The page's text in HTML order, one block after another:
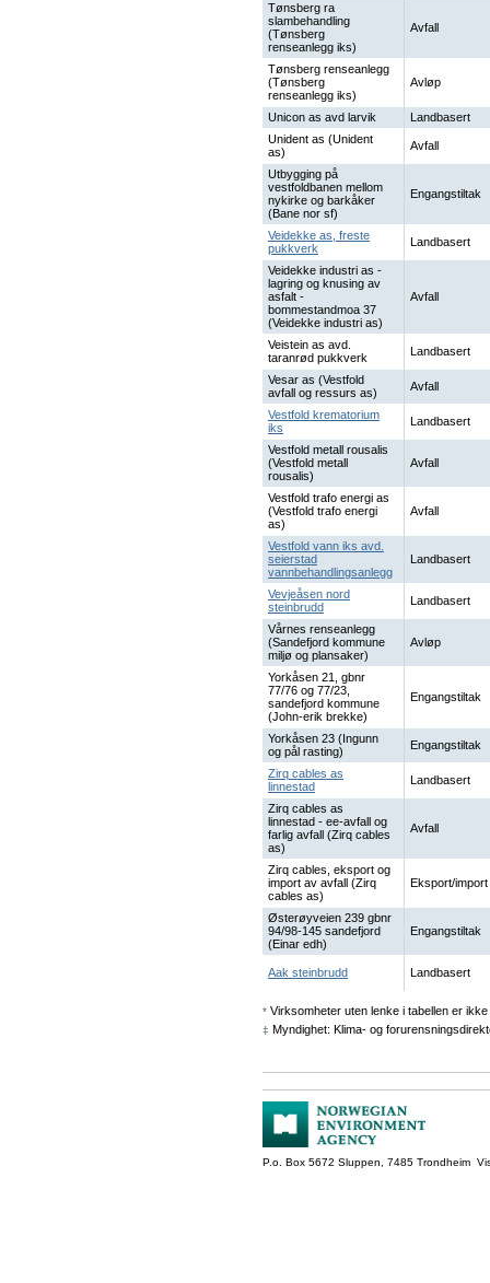
Tønsberg ra
slambehandling
(Tønsberg
renseanlegg iks)
Avfall
Tønsberg renseanlegg
(Tønsberg
renseanlegg iks)
Avløp
Unicon as avd larvik
Landbasert
Unident as (Unident
as)
Avfall
Utbygging på
vestfoldbanen mellom
nykirke og barkåker
(Bane nor sf)
Engangstiltak
Veidekke as, freste
pukkverk
Landbasert
Veidekke industri as -
lagring og knusing av
asfalt -
bommestandmoa 37
(Veidekke industri as)
Avfall
Veistein as avd.
taranrød pukkverk
Landbasert
Vesar as (Vestfold
avfall og ressurs as)
Avfall
Vestfold krematorium
iks
Landbasert
Vestfold metall rousalis
(Vestfold metall
rousalis)
Avfall
Vestfold trafo energi as
(Vestfold trafo energi
as)
Avfall
Vestfold vann iks avd.
seierstad
vannbehandlingsanlegg
Landbasert
Vevjeåsen nord
steinbrudd
Landbasert
Vårnes renseanlegg
(Sandefjord kommune
miljø og plansaker)
Avløp
Yorkåsen 21, gbnr
77/76 og 77/23,
sandefjord kommune
(John-erik brekke)
Engangstiltak
Yorkåsen 23 (Ingunn
og pål rasting)
Engangstiltak
Zirq cables as
linnestad
Landbasert
Zirq cables as
linnestad - ee-avfall og
farlig avfall (Zirq cables
as)
Avfall
Zirq cables, eksport og
import av avfall (Zirq
cables as)
Eksport/import
Østerøyveien 239 gbnr
94/98-145 sandefjord
(Einar edh)
Engangstiltak
Aak steinbrudd Landbasert
* Virksomheter uten lenke i tabellen er
‡ Myndighet: Klima- og
P.o. Box 5672 Sluppen, 7485 Trondheim